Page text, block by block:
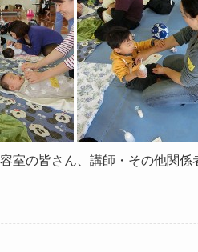
室の皆さん、講師・その他関係